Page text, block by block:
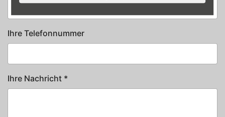
Ihre Telefonnummer
Ihre Nachricht *